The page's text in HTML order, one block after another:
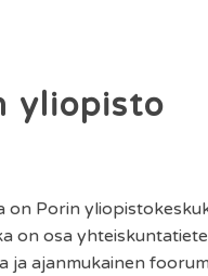
yliopisto
on Porin
on osa
ja ajanmukainen